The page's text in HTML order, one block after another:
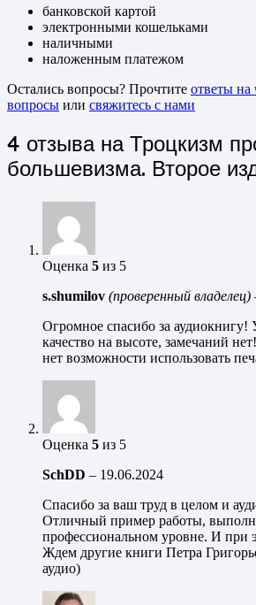
банковской картой
электронными кошельками
наличными
наложенным платежом
Остались вопросы? Прочтите ответы на
вопросы или свяжитесь с нами
4 отзыва на Троцкизм
большевизма. Второе
Оценка 5 из 5
s.shumilov (проверенный владелец)
Огромное спасибо за
качество на высоте, замечаний
нет возможности использовать
Оценка 5 из 5
SchDD – 19.06.2024
Спасибо за ваш труд в целом и
Отличный пример работы,
профессиональном уровне. И при
Ждем другие книги Петра
аудио)